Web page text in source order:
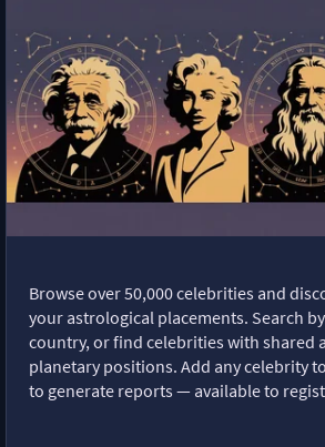
Browse over 50,000 celebrities and
your astrological placements. Search
country, or find celebrities with shared
planetary positions. Add any celebrity
to generate reports — available to